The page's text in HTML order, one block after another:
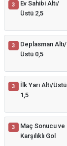
3
Ev Sahibi Altı/
Üstü 2,5
3
Deplasman Altı/
Üstü 0,5
3
İlk Yarı Altı/Üstü
1,5
3
Maç Sonucu ve
Karşılıklı Gol